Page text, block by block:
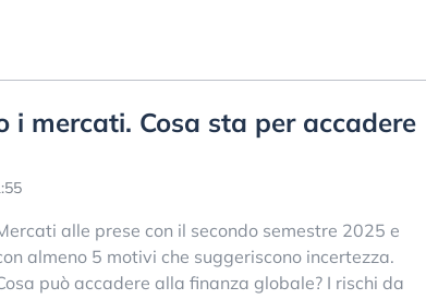
i mercati. Cosa sta per accadere
alle prese con il secondo semestre 2025 e
almeno 5 motivi che suggeriscono incertezza.
può accadere alla finanza globale? I rischi da